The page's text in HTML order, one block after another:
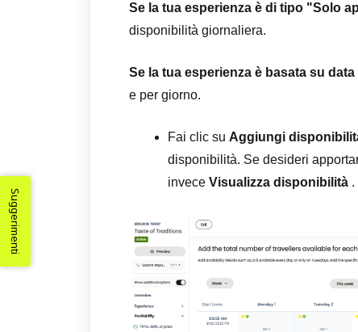
Se la tua esperienza è di tipo "Solo
disponibilità giornaliera.
Se la tua esperienza è basata su data
e per giorno.
Fai clic su Aggiungi
disponibilità. Se desideri
invece Visualizza disponibilità .
Suggerimenti